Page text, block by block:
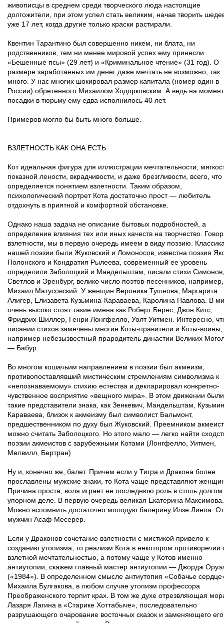
живописцы в среднем среди творческого люда настоящие
долгожители, при этом успел стать великим, начав творить
уже 17 лет, когда другие только краски растирали.
Квентин Тарантино был совершенно никем, ни блата, ни
родственников, тем ни менее мировой успех ему принесли
«Бешенные псы» (29 лет) и «Криминальное чтение» (31 год). О
размере заработанных им денег даже мечтать не возможно, так
много. У нас многих шокировал размер капитала (номер один в
России) обретенного Михаилом Ходорковским. А ведь на момент
посадки в тюрьму ему едва исполнилось 40 лет.
Примеров могло бы быть много больше.
ВЗЛЕТНОСТЬ КАК ОНА ЕСТЬ
Кот идеальная фигура для иллюстрации мечтательности,
показной лености, вкрадчивости, и даже брезгливости, всего, что
определяется понятием взлетности. Таким образом,
психологический портрет Кота достаточно прост — любитель
отдохнуть в приятной и комфортной обстановке.
Однако наша задача не описание бытовых подробностей, а
определение влияния тех или иных качеств на творчество.
взлетности, мы в первую очередь имеем в виду поэзию.
нашей поэзии были Жуковский и Ломоносов, известна поэзия
Полонского и Кондратия Рылеева, современный ее уровень
определили Заболоцкий и Мандельштам, писали стихи Симонов,
Светлов и Эренбург, велико число поэтов-песенников, например,
Михаил Матусовский. У женщин Вероника Тушнова, Маргарита
Алигер, Елизавета Кузьмина-Караваева, Каролина Павлова. В
очень высоко стоят такие имена как Роберт Бернс, Джон Китс,
Фридрих Шиллер, Генри Лонгфелло, Уолт Уитмен. Интересно,
писании стихов замечены многие Коты-правители и Коты-воины,
например небезызвестный прародитель династии Великих
— Бабур.
Во многом кошачьим направлением в поэзии был акмеизм,
противопоставлявший мистическим стремлениям символизма к
«непознаваемому» стихию естества и декларировал конкретно-
чувственное восприятие «вещного мира». В этом движении были
такие представители знака, как Зенкевич, Мандельштам,
Караваева, близок к акмеизму был символист Бальмонт,
предшественником по духу был Жуковский. Преемником
можно считать Заболоцкого. Но этого мало — легко найти
поэзии акмеистов с зарубежными Котами (Лонгфелло, Уитмен,
Мелвилл, Бертран)
Ну и, конечно же, балет. Причем если у Тигра и Дракона более
прославлены мужские знаки, то Кота чаще представляют
Причина проста, воля играет не последнюю роль в столь долгом
упорном деле. В первую очередь великая Екатерина Максимова.
Можно вспомнить достаточно молодую балерину Илзе Лиепа. От
мужчин Асаф Месерер.
Если у Драконов сочетание взлетности с мистикой привело к
созданию утопизма, то реализм Кота в некотором противоречии
взлетной мечтательностью, а потому чаще у Котов именно
антиутопии, скажем главный мастер антиутопии — Джордж
(«1984»). В определенном смысле антиутопия «Собачье
Михаила Булгакова, в любом случае утопизм профессора
Преображенского терпит крах. В том же духе отрезвляющая
Лазаря Лагина в «Старике Хоттабыче», последовательно
разрушающего очарование восточных сказок и заменяющего